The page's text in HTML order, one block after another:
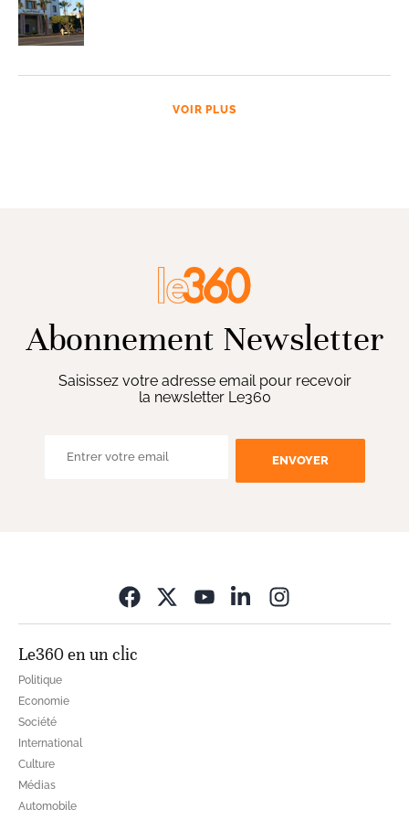
VOIR PLUS
Abonnement Newsletter
Saisissez votre adresse email pour recevoir
la newsletter Le360
ENVOYER
Le360 en un clic
Politique
Economie
Société
International
Culture
Médias
Automobile